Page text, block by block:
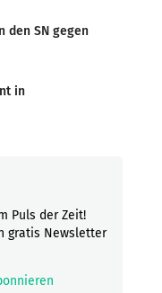
den SN gegen
in
Puls der Zeit!
gratis Newsletter